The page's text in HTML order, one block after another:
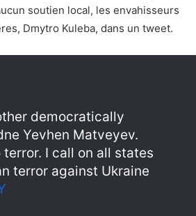
soutien local, les envahisseurs
Dmytro Kuleba, dans un tweet.
democratically
Yevhen Matveyev.
I call on all states
terror against Ukraine